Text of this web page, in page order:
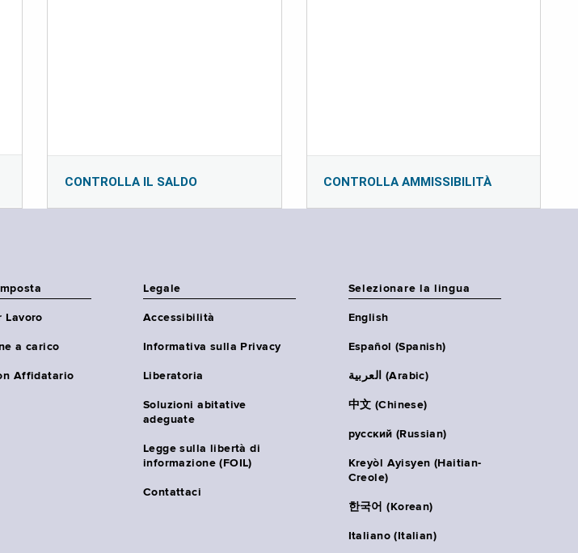
CONTROLLA IL SALDO CONTROLLA AMMISSIBILITÀ
Lavoro
a carico
Affidatario
Legale
Accessibilità
Informativa sulla Privacy
Liberatoria
Soluzioni abitative
adeguate
Legge sulla libertà di
informazione (FOIL)
Contattaci
Selezionare la lingua
English
Español (Spanish)
العربية (Arabic)
中文 (Chinese)
русский (Russian)
Kreyòl Ayisyen (Haitian-
Creole)
한국어 (Korean)
Italiano (Italian)